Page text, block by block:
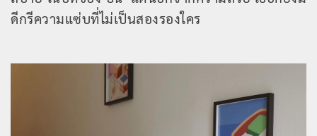
ดีกรีความแซ่บที่ไม่เป็นสองรองใคร